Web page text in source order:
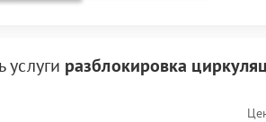
услуги разблокировка